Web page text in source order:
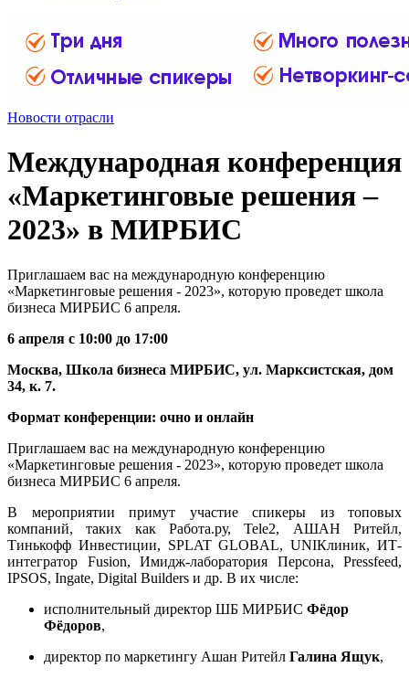
Новости отрасли
Международная конференция
«Маркетинговые решения –
2023» в МИРБИС
Приглашаем вас на международную конференцию
«Маркетинговые решения - 2023», которую проведет школа
бизнеса МИРБИС 6 апреля.
6 апреля с 10:00 до 17:00
Москва, Школа бизнеса МИРБИС, ул. Марксистская, дом
34, к. 7.
Формат конференции: очно и онлайн
Приглашаем вас на международную конференцию
«Маркетинговые решения - 2023», которую проведет школа
бизнеса МИРБИС 6 апреля.
В мероприятии примут участие спикеры из топовых
компаний, таких как Работа.ру, Tele2, АШАН Ритейл,
Тинькофф Инвестиции, SPLAT GLOBAL, UNIКлиник, ИТ-
интегратор Fusion, Имидж-лаборатория Персона, Pressfeed,
IPSOS, Ingate, Digital Builders и др. В их числе:
исполнительный директор ШБ МИРБИС Фёдор
Фёдоров,
директор по маркетингу Ашан Ритейл Галина Ящук,